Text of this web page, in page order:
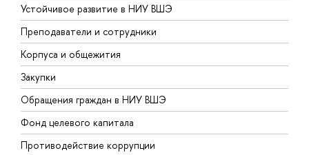
Устойчивое развитие в НИУ ВШЭ
Преподаватели и сотрудники
Корпуса и общежития
Закупки
Обращения граждан в НИУ ВШЭ
Фонд целевого капитала
Противодействие коррупции